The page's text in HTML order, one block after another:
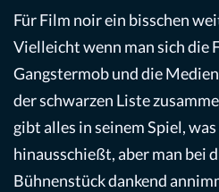
Für Film noir ein bisschen
Vielleicht wenn man sich die
Gangstermob und die
der schwarzen Liste
gibt alles in seinem Spiel,
hinausschießt, aber man bei
Bühnenstück dankend